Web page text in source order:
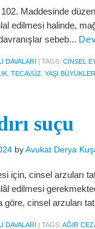
Maddesinde
edilmesi halinde,
sebeb...
DAVALARI | TAGS: CINSEL
TECAVÜZ YAŞI
suçu
byAvukat Derya
için, cinsel arzuları
edilmesi
cinsel arzuları
DAVALARI | TAGS: AĞIR